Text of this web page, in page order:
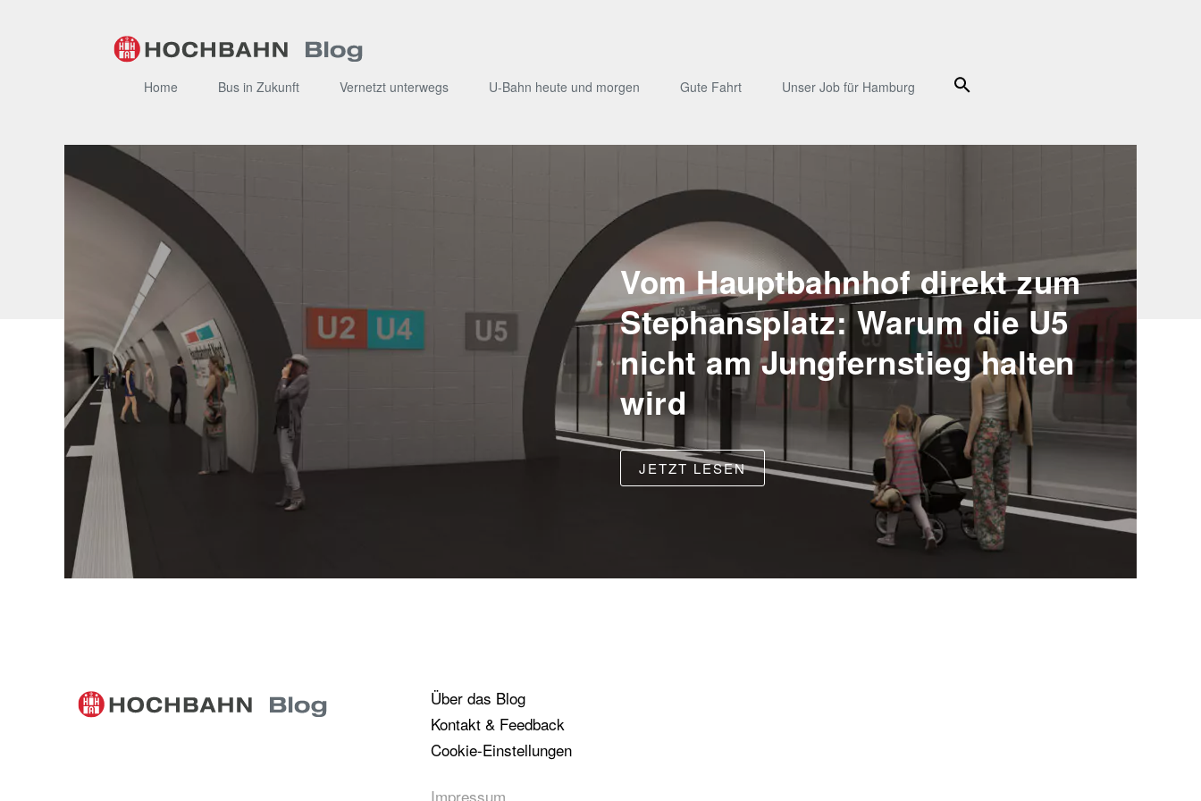
Home Bus in Zukunft Vernetzt unterwegs U-Bahn heute und morgen Gute Fahrt Unser Job für Hamburg Suche
Vom Hauptbahnhof direkt zum
Stephansplatz: Warum die U5
nicht am Jungfernstieg halten
wird
JETZT LESEN
Über das Blog
Kontakt & Feedback
Cookie-Einstellungen
Impressum